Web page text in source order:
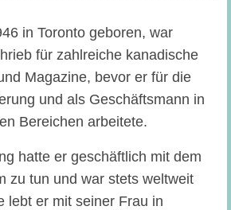
in Toronto geboren, war
für zahlreiche kanadische
Magazine, bevor er für die
und als Geschäftsmann in
Bereichen arbeitete.
hatte er geschäftlich mit dem
zu tun und war stets weltweit
lebt er mit seiner Frau in